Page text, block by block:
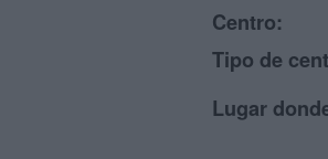
Centro:
Tipo de
Lugar